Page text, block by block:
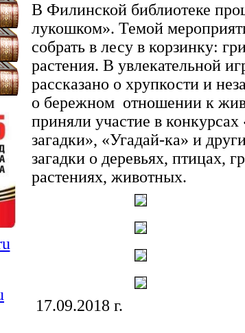
В Филинской библиотеке
лукошком». Темой
собрать в лесу в корзинку:
растения. В увлекательной
рассказано о хрупкости и
о бережном отношении к
приняли участие в
загадки», «Угадай-ка» и
загадки о деревьях, птицах,
растениях, животных.
17.09.2018 г.